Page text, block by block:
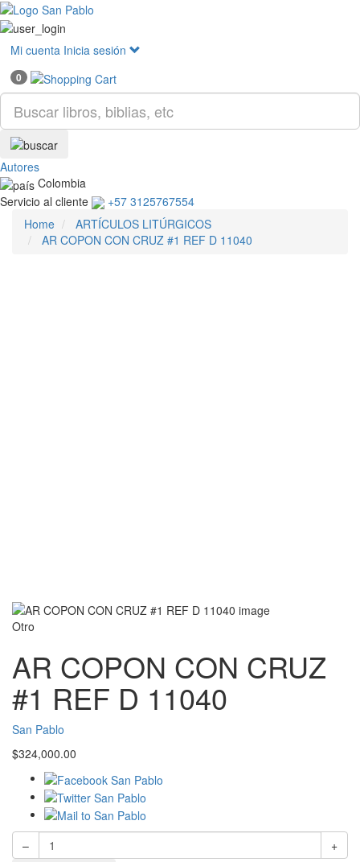
Mi cuenta Inicia sesión
0
Autores
Colombia
Servicio al cliente
+57 3125767554
Home
ARTÍCULOS LITÚRGICOS
AR COPON CON CRUZ #1 REF D 11040
Otro
AR COPON CON CRUZ
#1 REF D 11040
San Pablo
$324,000.00
–
+